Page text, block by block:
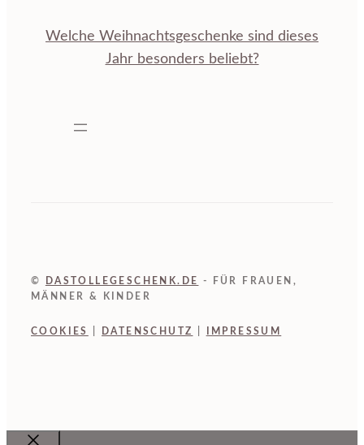
Welche Weihnachtsgeschenke sind dieses
Jahr besonders beliebt?
© DASTOLLEGESCHENK.DE
- FÜR FRAUEN,
MÄNNER & KINDER
COOKIES DATENSCHUTZ IMPRESSUM